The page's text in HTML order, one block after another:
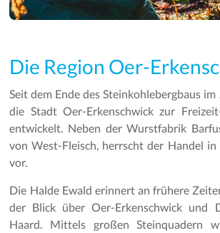
Die Region Oer-
Seit dem Ende des Steinkohlebergbaus
die Stadt Oer-Erkenschwick zur
entwickelt. Neben der Wurstfabrik
von West-Fleisch, herrscht der Handel in
vor.
Die Halde Ewald erinnert an frühere
der Blick über Oer-Erkenschwick und
Haard. Mittels großen Steinquadern